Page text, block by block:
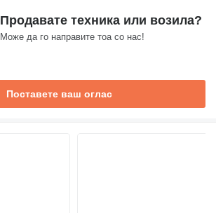
Продавате техника или возила?
Може да го направите тоа со нас!
Поставете ваш оглас